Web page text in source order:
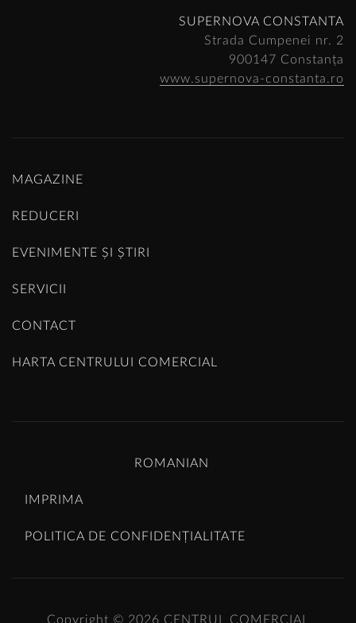
MAGAZINE
REDUCERI
EVENIMENTE ȘI ȘTIRI
SERVICII
CONTACT
HARTA CENTRULUI COMERCIAL
SUPERNOVA CONSTANTA
Strada Cumpenei nr. 2
900147 Constanța
www.supernova-constanta.ro
ROMANIAN
IMPRIMA
POLITICA DE CONFIDENȚIALITATE
Copyright © 2026 CENTRUL COMERCIAL